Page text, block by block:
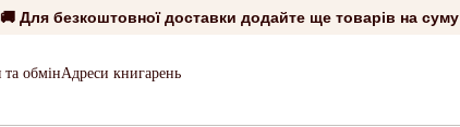
🚚 Для безкоштовної доставки додайте ще товарів на суму
обмінАдреси книгарень